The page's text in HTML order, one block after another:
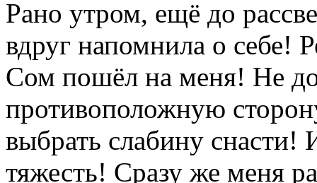
Рано утром, ещё до
вдруг напомнила о себе!
Сом пошёл на меня! Не
противоположную
выбрать слабину снасти!
тяжесть! Сразу же меня